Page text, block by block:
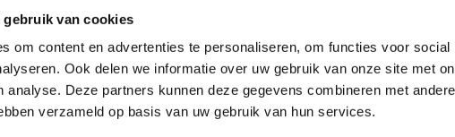
gebruik van cookies
om content en advertenties te personaliseren, om functies voor social
Ook delen we informatie over uw gebruik van onze site met
analyse. Deze partners kunnen deze gegevens combineren met
verzameld op basis van uw gebruik van hun services.